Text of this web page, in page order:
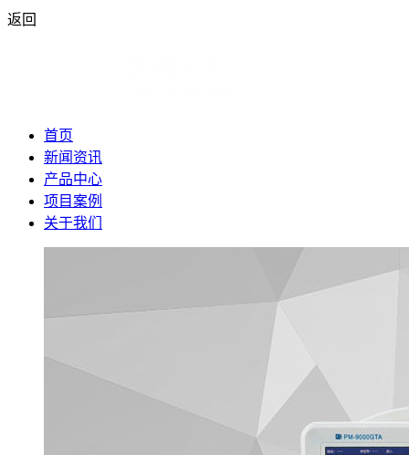
返回
首页
新闻资讯
产品中心
项目案例
关于我们